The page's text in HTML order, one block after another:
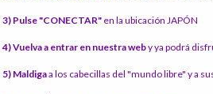
3) Pulse "CONECTAR" en la ubicación JAPÓN
4) Vuelva a entrar en nuestra weby ya podrá
5) Maldigaa los cabecillas del "mundo libre" y a